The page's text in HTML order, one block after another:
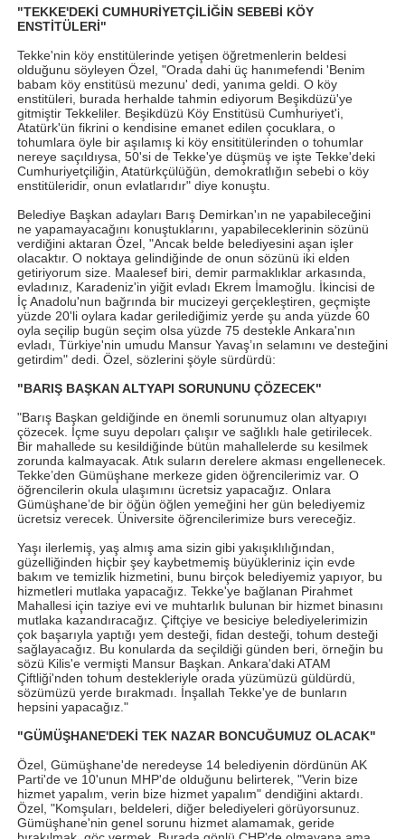
"TEKKE'DEKİ CUMHURİYETÇİLİĞİN SEBEBİ KÖY
ENSTİTÜLERİ"
Tekke'nin köy enstitülerinde yetişen öğretmenlerin beldesi
olduğunu söyleyen Özel, "Orada dahi üç hanımefendi 'Benim
babam köy enstitüsü mezunu' dedi, yanıma geldi. O köy
enstitüleri, burada herhalde tahmin ediyorum Beşikdüzü'ye
gitmiştir Tekkeliler. Beşikdüzü Köy Enstitüsü Cumhuriyet'i,
Atatürk'ün fikrini o kendisine emanet edilen çocuklara, o
tohumlara öyle bir aşılamış ki köy ensititülerinden o tohumlar
nereye saçıldıysa, 50'si de Tekke'ye düşmüş ve işte Tekke'deki
Cumhuriyetçiliğin, Atatürkçülüğün, demokratlığın sebebi o köy
enstitüleridir, onun evlatlarıdır" diye konuştu.
Belediye Başkan adayları Barış Demirkan'ın ne yapabileceğini
ne yapamayacağını konuştuklarını, yapabileceklerinin sözünü
verdiğini aktaran Özel, "Ancak belde belediyesini aşan işler
olacaktır. O noktaya gelindiğinde de onun sözünü iki elden
getiriyorum size. Maalesef biri, demir parmaklıklar arkasında,
evladınız, Karadeniz'in yiğit evladı Ekrem İmamoğlu. İkincisi de
İç Anadolu'nun bağrında bir mucizeyi gerçekleştiren, geçmişte
yüzde 20'li oylara kadar gerilediğimiz yerde şu anda yüzde 60
oyla seçilip bugün seçim olsa yüzde 75 destekle Ankara'nın
evladı, Türkiye'nin umudu Mansur Yavaş’ın selamını ve desteğini
getirdim" dedi. Özel, sözlerini şöyle sürdürdü:
"BARIŞ BAŞKAN ALTYAPI SORUNUNU ÇÖZECEK"
"Barış Başkan geldiğinde en önemli sorunumuz olan altyapıyı
çözecek. İçme suyu depoları çalışır ve sağlıklı hale getirilecek.
Bir mahallede su kesildiğinde bütün mahallelerde su kesilmek
zorunda kalmayacak. Atık suların derelere akması engellenecek.
Tekke’den Gümüşhane merkeze giden öğrencilerimiz var. O
öğrencilerin okula ulaşımını ücretsiz yapacağız. Onlara
Gümüşhane’de bir öğün öğlen yemeğini her gün belediyemiz
ücretsiz verecek. Üniversite öğrencilerimize burs vereceğiz.
Yaşı ilerlemiş, yaş almış ama sizin gibi yakışıklılığından,
güzelliğinden hiçbir şey kaybetmemiş büyükleriniz için evde
bakım ve temizlik hizmetini, bunu birçok belediyemiz yapıyor, bu
hizmetleri mutlaka yapacağız. Tekke'ye bağlanan Pirahmet
Mahallesi için taziye evi ve muhtarlık bulunan bir hizmet binasını
mutlaka kazandıracağız. Çiftçiye ve besiciye belediyelerimizin
çok başarıyla yaptığı yem desteği, fidan desteği, tohum desteği
sağlayacağız. Bu konularda da seçildiği günden beri, örneğin bu
sözü Kilis'e vermişti Mansur Başkan. Ankara'daki ATAM
Çiftliği'nden tohum destekleriyle orada yüzümüzü güldürdü,
sözümüzü yerde bırakmadı. İnşallah Tekke'ye de bunların
hepsini yapacağız."
"GÜMÜŞHANE'DEKİ TEK NAZAR BONCUĞUMUZ OLACAK"
Özel, Gümüşhane'de neredeyse 14 belediyenin dördünün AK
Parti'de ve 10'unun MHP'de olduğunu belirterek, "Verin bize
hizmet yapalım, verin bize hizmet yapalım" dendiğini aktardı.
Özel, "Komşuları, beldeleri, diğer belediyeleri görüyorsunuz.
Gümüşhane'nin genel sorunu hizmet alamamak, geride